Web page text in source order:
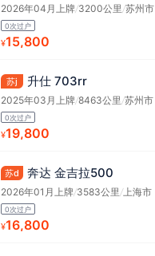
2026年04月上牌/3200公里/苏州市
0次过户
¥15,800
苏j 升仕 703rr
2025年03月上牌/8463公里/苏州市
0次过户
¥19,800
苏d 奔达 金吉拉500
2026年01月上牌/3583公里/上海市
0次过户
¥16,800